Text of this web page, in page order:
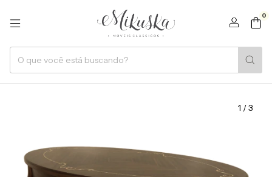
0
1 /3